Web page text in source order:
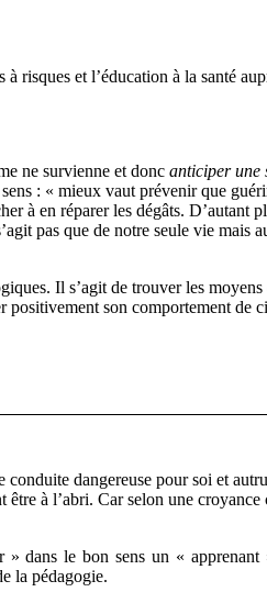
risques et l’éducation à la santé
ne survienne et donc anticiper une
: « mieux vaut prévenir que
à en réparer les dégâts. D’autant
pas que de notre seule vie mais
Il s’agit de trouver les
positivement son comportement de
dangereuse pour soi et
à l’abri. Car selon une croyance
» dans le bon sens un «
la pédagogie.